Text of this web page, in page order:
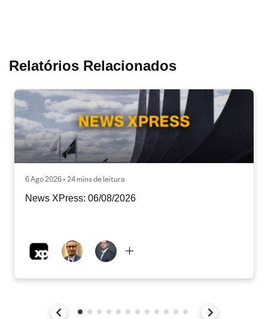
Relatórios Relacionados
6 Ago 2026 • 24 mins de leitura
News XPress: 06/08/2026